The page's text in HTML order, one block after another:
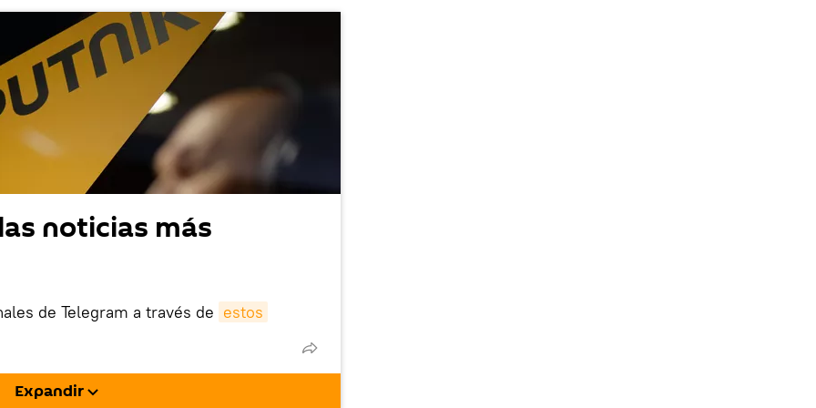
noticias más
de Telegram a través de estos
e instalarla en tu dispositivo
Expandir